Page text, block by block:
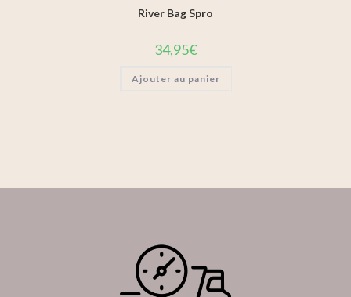
River Bag Spro
34,95€
Ajouter au panier